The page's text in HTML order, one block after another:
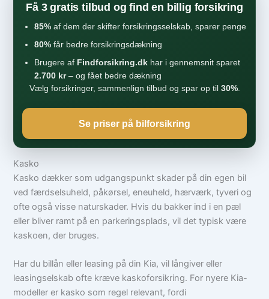
Få 3 gratis tilbud og find en billig forsikring
85% af dem der skifter forsikringsselskab, sparer penge
80% får bedre forsikringsdækning
Brugere af Findforsikring.dk har i gennemsnit sparet
2.700 kr– og fået bedre dækning
Vælg forsikringer, sammenlign tilbud og spar op til 30%.
Se priser på bilforsikring
Kasko
Kasko dækker som udgangspunkt skader på din egen bil
ved færdselsuheld, påkørsel, eneuheld, hærværk, tyveri og
ofte også visse naturskader. Hvis du bakker ind i en pæl
eller bliver ramt på en parkeringsplads, vil det typisk være
kaskoen, der bruges.
Har du billån eller leasing på din Kia, vil långiver eller
leasingselskab ofte kræve kaskoforsikring. For nyere Kia-
modeller er kasko som regel relevant, fordi